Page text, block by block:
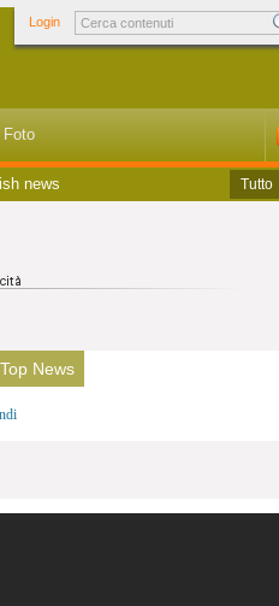
Login
Foto
news Tutto
News